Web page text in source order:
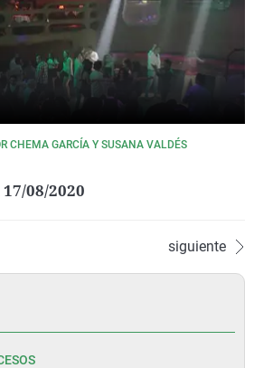
CHEMA GARCÍA Y SUSANA VALDÉS
08/2020
siguiente